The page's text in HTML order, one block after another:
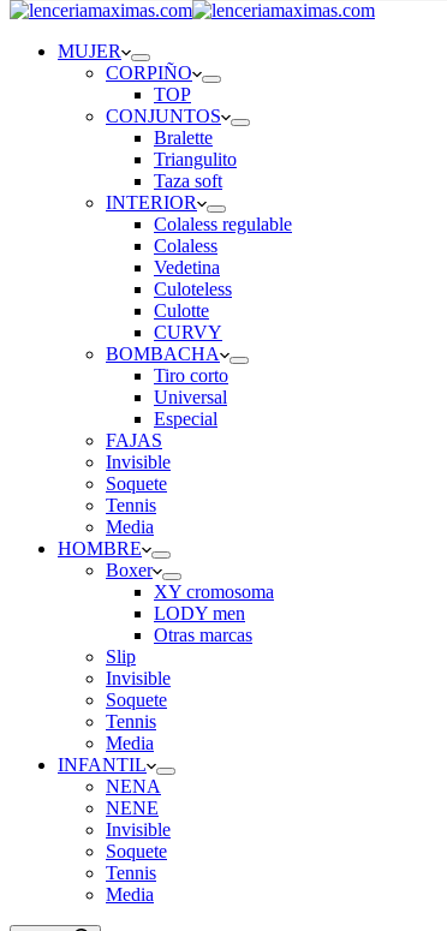
MUJER
CORPIÑO
TOP
CONJUNTOS
Bralette
Triangulito
Taza soft
INTERIOR
Colaless regulable
Colaless
Vedetina
Culoteless
Culotte
CURVY
BOMBACHA
Tiro corto
Universal
Especial
FAJAS
Invisible
Soquete
Tennis
Media
HOMBRE
Boxer
XY cromosoma
LODY men
Otras marcas
Slip
Invisible
Soquete
Tennis
Media
INFANTIL
NENA
NENE
Invisible
Soquete
Tennis
Media